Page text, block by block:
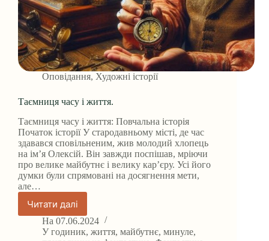
Оповідання, Художні історії
Таємниця часу і життя.
Таємниця часу і життя: Повчальна історія
Початок історії У стародавньому місті, де час
здавався сповільненим, жив молодий хлопець
на ім’я Олексій. Він завжди поспішав, мріючи
про велике майбутнє і велику кар’єру. Усі його
думки були спрямовані на досягнення мети,
але…
Читати далі
Таємниця
часу
і
На 07.06.2024
У годиник,життя,майбутнє,минуле,